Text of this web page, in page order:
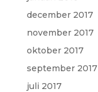
december 2017
november 2017
oktober 2017
september 2017
juli 2017